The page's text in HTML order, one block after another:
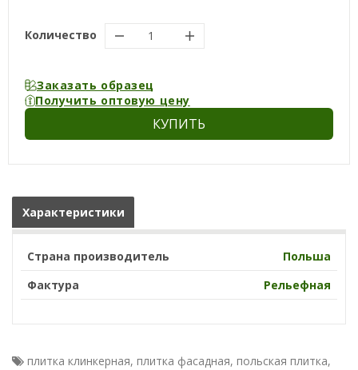
Количество
Заказать образец
Получить оптовую цену
КУПИТЬ
Характеристики
Страна производитель
Польша
Фактура
Рельефная
плитка клинкерная, плитка фасадная, польская плитка,